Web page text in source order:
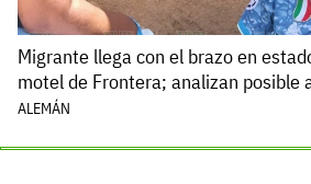
Migrante llega con el brazo en
motel de Frontera; analizan posible
ALEMÁN